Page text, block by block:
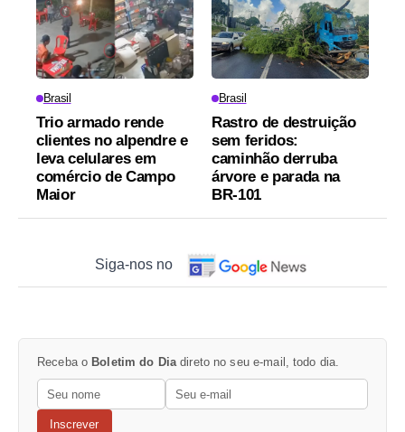
Brasil
Trio armado rende
clientes no alpendre e
leva celulares em
comércio de Campo
Maior
Brasil
Rastro de destruição
sem feridos:
caminhão derruba
árvore e parada na
BR-101
Siga-nos no
Receba o Boletim do Dia direto no seu e-mail, todo dia.
Inscrever